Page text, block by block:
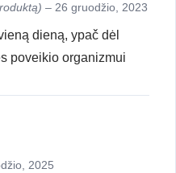
– 26 gruodžio, 2023
dieną, ypač dėl
poveikio organizmui
2025